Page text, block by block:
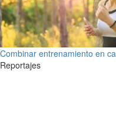
Combinar entrenamiento en
Reportajes